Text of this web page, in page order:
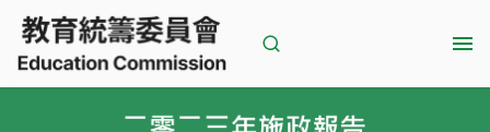
Skip
content